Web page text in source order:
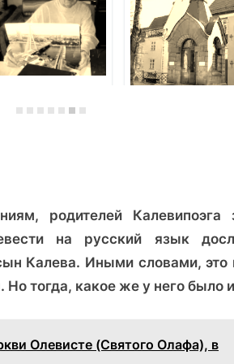
жизнь
родителей Калевипоэга
на русский язык
Калева. Иными словами, это
Но тогда, какое же у него было
Олевисте (Святого Олафа), в